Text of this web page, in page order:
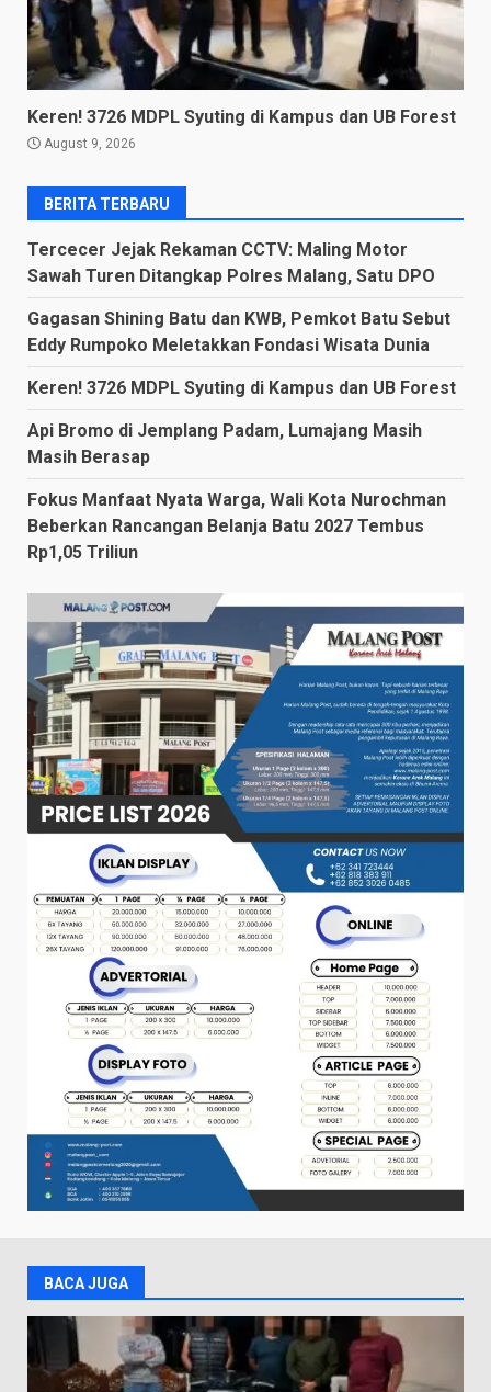
Keren! 3726 MDPL Syuting di Kampus dan UB Forest
August 9, 2026
BERITA TERBARU
Tercecer Jejak Rekaman CCTV: Maling Motor
Sawah Turen Ditangkap Polres Malang, Satu DPO
Gagasan Shining Batu dan KWB, Pemkot Batu Sebut
Eddy Rumpoko Meletakkan Fondasi Wisata Dunia
Keren! 3726 MDPL Syuting di Kampus dan UB Forest
Api Bromo di Jemplang Padam, Lumajang Masih
Masih Berasap
Fokus Manfaat Nyata Warga, Wali Kota Nurochman
Beberkan Rancangan Belanja Batu 2027 Tembus
Rp1,05 Triliun
BACA JUGA